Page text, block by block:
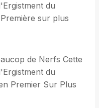
du
sur plus
de Nerfs Cette
du
Premier Sur Plus